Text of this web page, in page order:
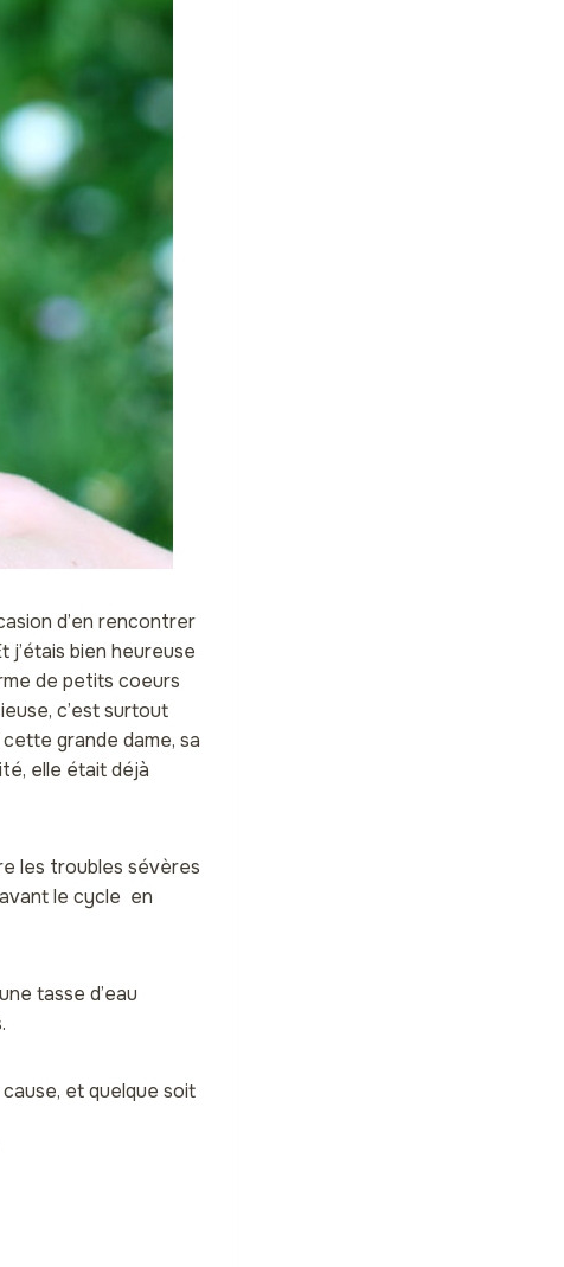
d’en rencontrer
j’étais bien heureuse
de petits coeurs
c’est surtout
grande dame, sa
elle était déjà
les troubles sévères
le cycle en
tasse d’eau
et quelque soit